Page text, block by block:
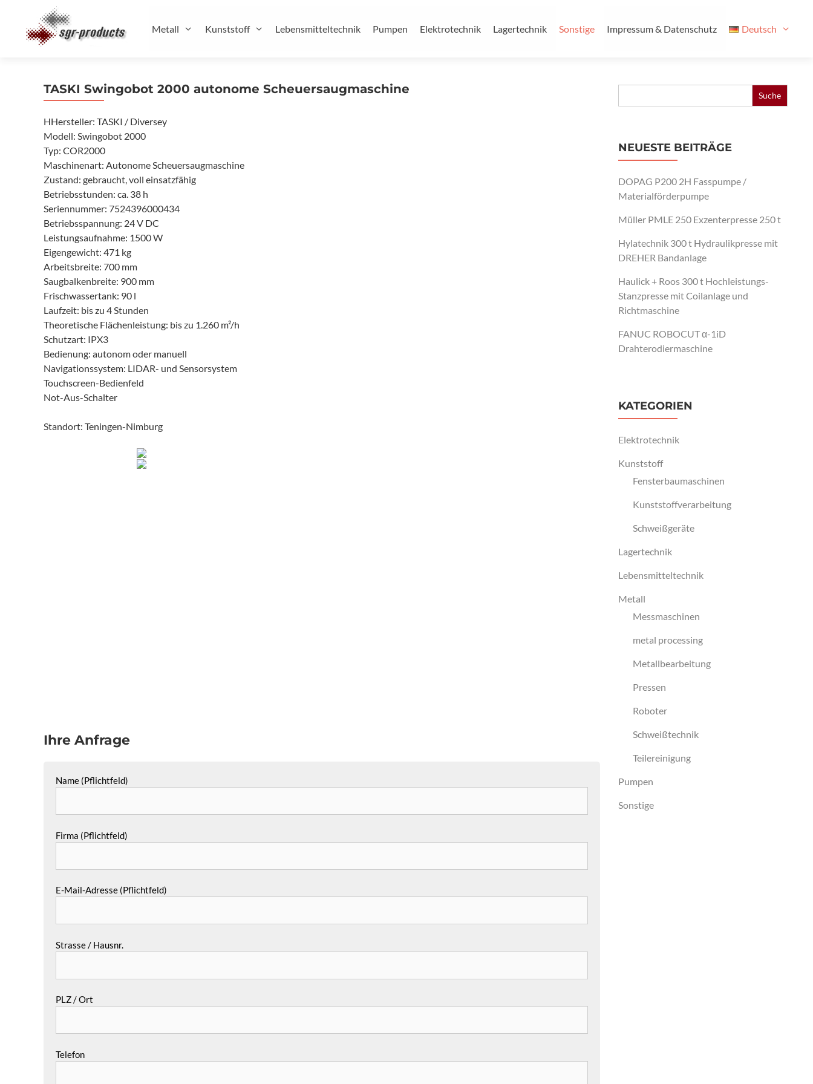
springen
Metall Kunststoff Lebensmitteltechnik Pumpen Elektrotechnik Lagertechnik Sonstige Impressum & Datenschutz Deutsch
TASKI Swingobot 2000 autonome Scheuersaugmaschine
HHersteller: TASKI / Diversey
Modell: Swingobot 2000
Typ: COR2000
Maschinenart: Autonome Scheuersaugmaschine
Zustand: gebraucht, voll einsatzfähig
Betriebsstunden: ca. 38 h
Seriennummer: 7524396000434
Betriebsspannung: 24 V DC
Leistungsaufnahme: 1500 W
Eigengewicht: 471 kg
Arbeitsbreite: 700 mm
Saugbalkenbreite: 900 mm
Frischwassertank: 90 l
Laufzeit: bis zu 4 Stunden
Theoretische Flächenleistung: bis zu 1.260 m²/h
Schutzart: IPX3
Bedienung: autonom oder manuell
Navigationssystem: LIDAR- und Sensorsystem
Touchscreen-Bedienfeld
Not-Aus-Schalter
Standort: Teningen-Nimburg
Ihre Anfrage
Name (Pflichtfeld)
Firma (Pflichtfeld)
E-Mail-Adresse (Pflichtfeld)
Strasse / Hausnr.
PLZ / Ort
Telefon
Search
NEUESTE BEITRÄGE
DOPAG P200 2H Fasspumpe /
Materialförderpumpe
Müller PMLE 250 Exzenterpresse 250 t
Hylatechnik 300 t Hydraulikpresse mit
DREHER Bandanlage
Haulick + Roos 300 t Hochleistungs-
Stanzpresse mit Coilanlage und
Richtmaschine
FANUC ROBOCUT α-1iD
Drahterodiermaschine
KATEGORIEN
Elektrotechnik
Kunststoff
Fensterbaumaschinen
Kunststoffverarbeitung
Schweißgeräte
Lagertechnik
Lebensmitteltechnik
Metall
Messmaschinen
metal processing
Metallbearbeitung
Pressen
Roboter
Schweißtechnik
Teilereinigung
Pumpen
Sonstige